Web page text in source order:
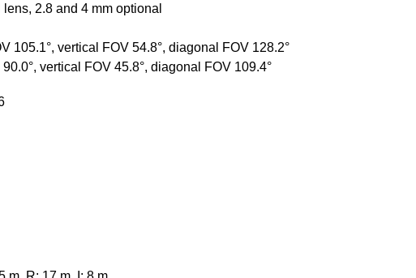
2.8 and 4 mm optional
105.1°, vertical FOV 54.8°, diagonal FOV 128.2°
vertical FOV 45.8°, diagonal FOV 109.4°